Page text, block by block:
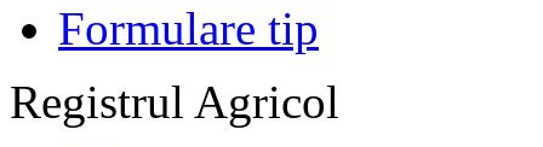
Formulare tip
Registrul Agricol